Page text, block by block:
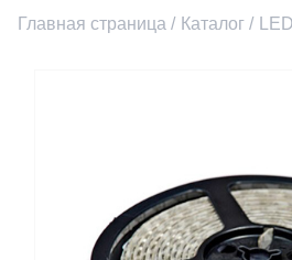
Главная страница / Каталог /